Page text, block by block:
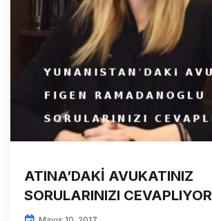
ATINA’DAKİ AVUKATINIZ
SORULARINIZI CEVAPLIYOR